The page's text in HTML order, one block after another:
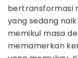
bertransformasi
yang sedang
memikul masa
memamerkan